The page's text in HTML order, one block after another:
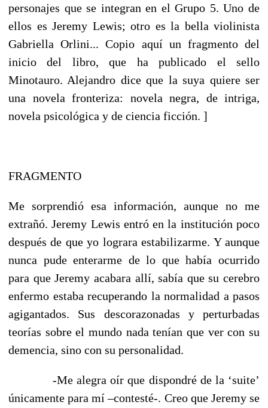
personajes que se integran en el Grupo 5. Uno de
ellos es Jeremy Lewis; otro es la bella violinista
Gabriella Orlini... Copio aquí un fragmento del
inicio del libro, que ha publicado el sello
Minotauro. Alejandro dice que la suya quiere ser
una novela fronteriza: novela negra, de intriga,
novela psicológica y de ciencia ficción. ]
FRAGMENTO
Me sorprendió esa información, aunque no me
extrañó. Jeremy Lewis entró en la institución poco
después de que yo lograra estabilizarme. Y aunque
nunca pude enterarme de lo que había ocurrido
para que Jeremy acabara allí, sabía que su cerebro
enfermo estaba recuperando la normalidad a pasos
agigantados. Sus descorazonadas y perturbadas
teorías sobre el mundo nada tenían que ver con su
demencia, sino con su personalidad.
-Me alegra oír que dispondré de la ‘suite’
únicamente para mí –contesté-. Creo que Jeremy se